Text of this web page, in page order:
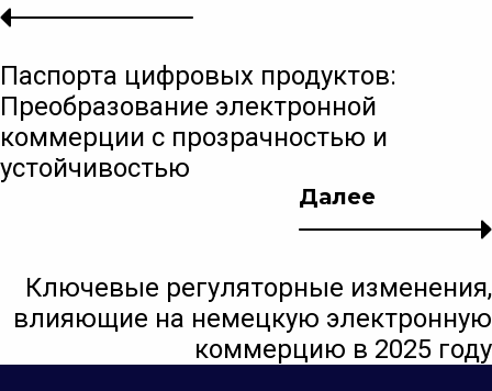
Далее
Ключевые регуляторные изменения,
влияющие на немецкую электронную
коммерцию в 2025 году
Паспорта цифровых продуктов:
Преобразование электронной
коммерции с прозрачностью и
устойчивостью